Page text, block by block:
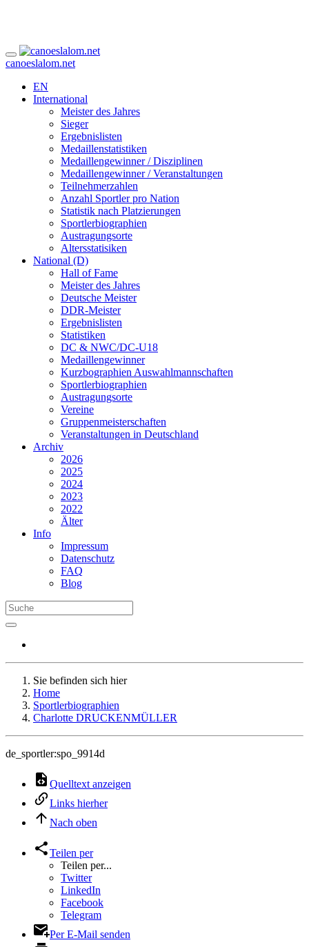
canoeslalom.net
EN
International
Meister des Jahres
Sieger
Ergebnislisten
Medaillenstatistiken
Medaillengewinner / Disziplinen
Medaillengewinner / Veranstaltungen
Teilnehmerzahlen
Anzahl Sportler pro Nation
Statistik nach Platzierungen
Sportlerbiographien
Austragungsorte
Altersstatisiken
National (D)
Hall of Fame
Meister des Jahres
Deutsche Meister
DDR-Meister
Ergebnislisten
Statistiken
DC & NWC/DC-U18
Medaillengewinner
Kurzbographien Auswahlmannschaften
Sportlerbiographien
Austragungsorte
Vereine
Gruppenmeisterschaften
Veranstaltungen in Deutschland
Archiv
2026
2025
2024
2023
2022
Älter
Info
Impressum
Datenschutz
FAQ
Blog
Sie befinden sich hier
Home
Sportlerbiographien
Charlotte DRUCKENMÜLLER
de_sportler:spo_9914d
Quelltext anzeigen
Links hierher
Nach oben
Teilen per
Teilen per...
Twitter
LinkedIn
Facebook
Telegram
Per E-Mail senden